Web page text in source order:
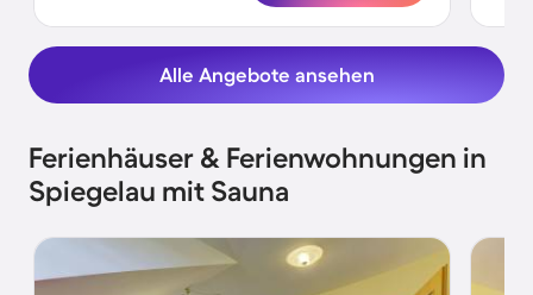
Alle Angebote ansehen
Ferienhäuser & Ferienwohnungen in
Spiegelau mit Sauna